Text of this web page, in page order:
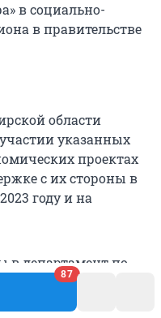
87
в социально-
в правительстве
области
указанных
проектах
с их стороны в
году и на
в департамент по
с